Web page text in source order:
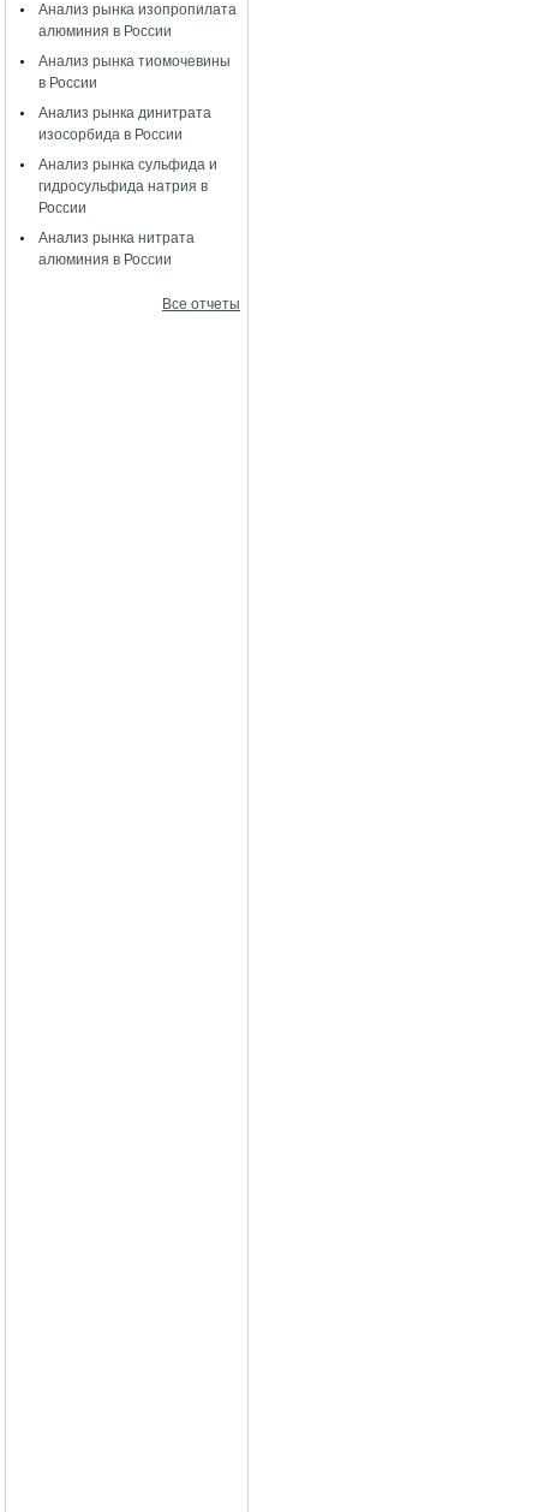
Анализ рынка изопропилата
алюминия в России
Анализ рынка тиомочевины
в России
Анализ рынка динитрата
изосорбида в России
Анализ рынка сульфида и
гидросульфида натрия в
России
Анализ рынка нитрата
алюминия в России
Все отчеты